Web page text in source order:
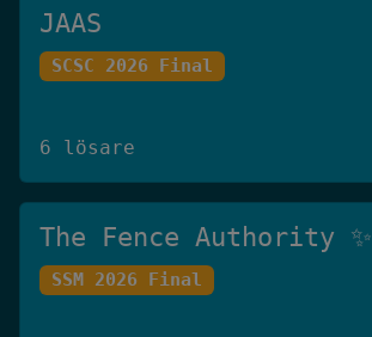
JAAS
SCSC 2026 Final
6 lösare
The Fence Authority ✨
SSM 2026 Final